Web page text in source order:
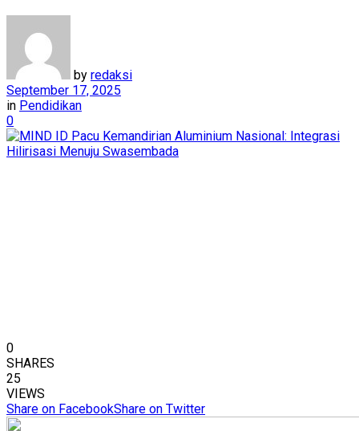
by redaksi
September 17, 2025
in Pendidikan
0
0
SHARES
25
VIEWS
Share on FacebookShare on Twitter